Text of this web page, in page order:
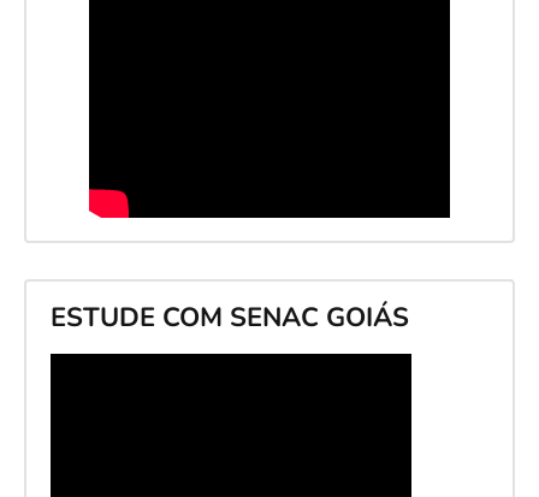
ESTUDE COM SENAC GOIÁS